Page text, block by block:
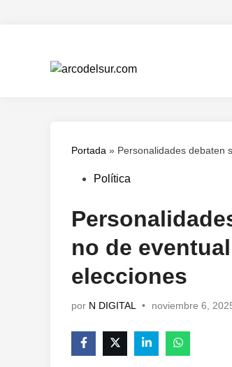
Portada » Personalidades debaten
Publicado
Política
no de
elecciones
por N DIGITAL • noviembre 6,